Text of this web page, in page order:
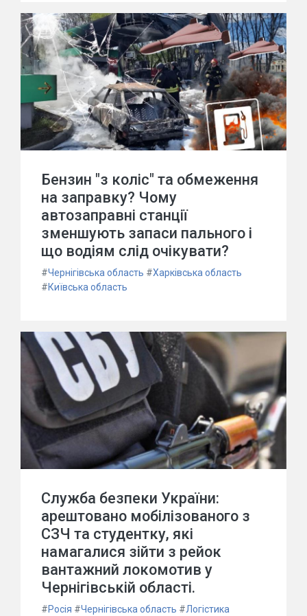
Бензин "з коліс" та обмеження
на заправку? Чому
автозаправні станції
зменшують запаси пального і
що водіям слід очікувати?
#Чернігівська область #Харківська область
#Київська область
Служба безпеки України:
арештовано мобілізованого з
СЗЧ та студентку, які
намагалися зійти з рейок
вантажний локомотив у
Чернігівській області.
#Росія #Чернігівська область #Логістика